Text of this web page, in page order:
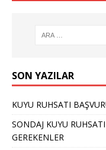
SON YAZILAR
KUYU RUHSATI
SONDAJ KUYU
GEREKENLER